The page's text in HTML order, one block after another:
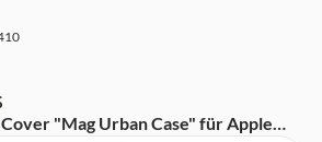
"Mag Urban Case" für Apple